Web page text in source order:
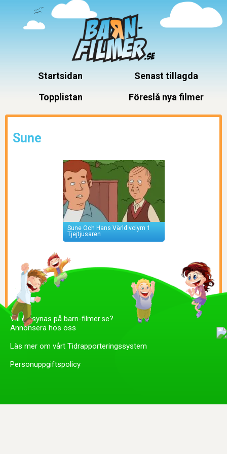
Startsidan
Senast tillagda
Topplistan
Föreslå nya filmer
Sune
Sune Och Hans Värld volym 1
Tjejtjusaren
Vill du synas på barn-filmer.se?
Annonsera hos oss
Läs mer om vårt Tidrapporteringssystem
Personuppgiftspolicy